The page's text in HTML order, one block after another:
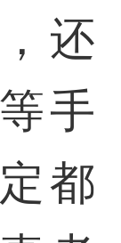
还
手
都